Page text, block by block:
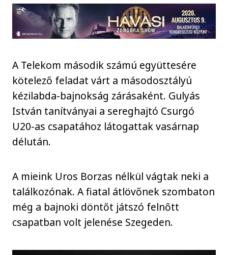
A Telekom második számú együttesére
kötelező feladat várt a másodosztályú
kézilabda-bajnokság zárásaként. Gulyás
István tanítványai a sereghajtó Csurgó
U20-as csapatához látogattak vasárnap
délután.
A mieink Uros Borzas nélkül vágtak neki a
találkozónak. A fiatal átlövőnek szombaton
még a bajnoki döntőt játszó felnőtt
csapatban volt jelenése Szegeden.